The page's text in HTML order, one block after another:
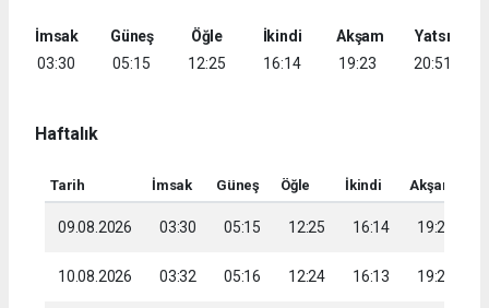
İmsak
03:30
Güneş
05:15
Öğle
12:25
İkindi
16:14
Akşam
19:23
Yatsı
20:51
Haftalık
Tarih İmsak Güneş Öğle İkindi Akşam
09.08.2026 03:30 05:15 12:25 16:14 19:23
10.08.2026 03:32 05:16 12:24 16:13 19:22